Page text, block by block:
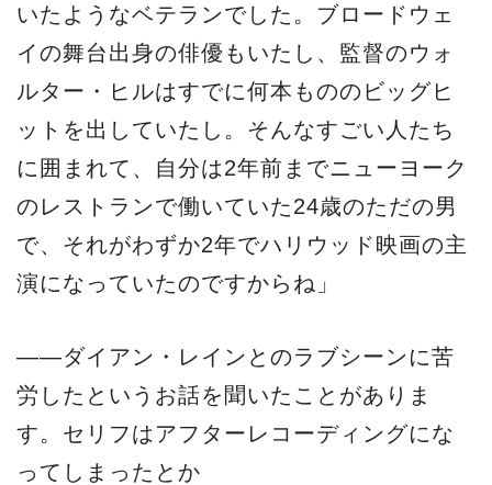
いたようなベテランでした。ブロードウェ
イの舞台出身の俳優もいたし、監督のウォ
ルター・ヒルはすでに何本もののビッグヒ
ットを出していたし。そんなすごい人たち
に囲まれて、自分は2年前までニューヨーク
のレストランで働いていた24歳のただの男
で、それがわずか2年でハリウッド映画の主
演になっていたのですからね」
――ダイアン・レインとのラブシーンに苦
労したというお話を聞いたことがありま
す。セリフはアフターレコーディングにな
ってしまったとか